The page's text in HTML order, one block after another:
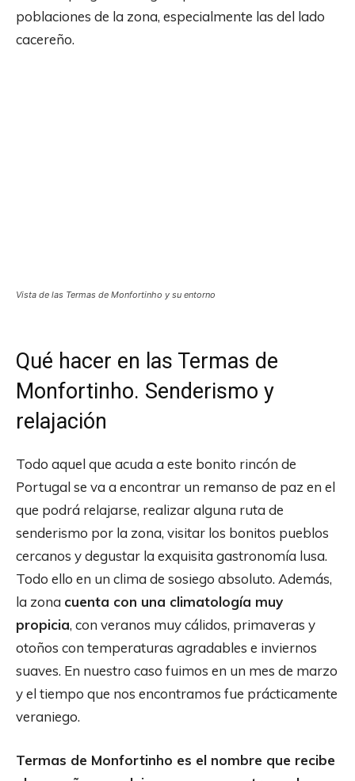
poblaciones de la zona, especialmente las del lado
cacereño.
Vista de las Termas de Monfortinho y su entorno
Qué hacer en las Termas de
Monfortinho. Senderismo y
relajación
Todo aquel que acuda a este bonito rincón de
Portugal se va a encontrar un remanso de paz en el
que podrá relajarse, realizar alguna ruta de
senderismo por la zona, visitar los bonitos pueblos
cercanos y degustar la exquisita gastronomía lusa.
Todo ello en un clima de sosiego absoluto. Además,
la zona cuenta con una climatología muy
propicia, con veranos muy cálidos, primaveras y
otoños con temperaturas agradables e inviernos
suaves. En nuestro caso fuimos en un mes de marzo
y el tiempo que nos encontramos fue prácticamente
veraniego.
Termas de Monfortinho es el nombre que recibe